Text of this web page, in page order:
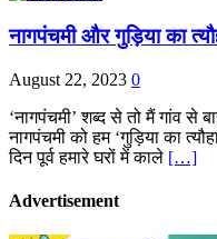
नागपंचमी और गुड़िया का
August 22, 2023 0
‘नागपंचमी’ शब्द से तो मैं गांव
नागपंचमी को हम ‘गुड़िया का
दिन पूर्व हमारे घरों में काले […]
Advertisement